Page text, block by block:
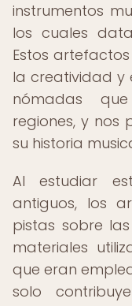
instrumentos
los cuales
Estos
la creatividad y
nómadas
regiones, y nos
su historia
Al estudiar
antiguos, los
pistas sobre
materiales
que eran
solo